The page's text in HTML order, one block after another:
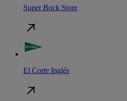
Super Bock Store
El Corte Inglés